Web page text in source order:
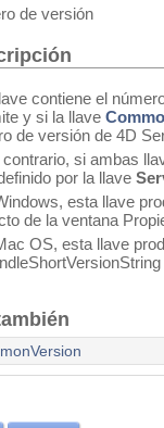
de versión
contiene el
y si la llave
de versión de 4D
contrario, si ambas
por la llave
esta llave
de la ventana
OS, esta llave